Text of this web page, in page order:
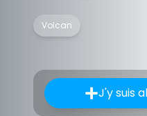
Volcan
J'y suis